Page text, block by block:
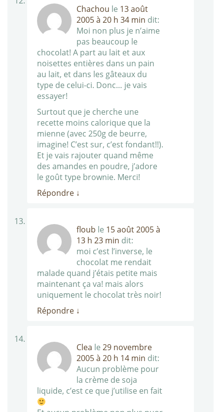
Chachou le 13 août
2005 à 20 h 34 min dit:
Moi non plus je n’aime
pas beaucoup le
chocolat! A part au lait et aux
noisettes entières dans un pain
au lait, et dans les gâteaux du
type de celui-ci. Donc… je vais
essayer!
Surtout que je cherche une
recette moins calorique que la
mienne (avec 250g de beurre,
imagine! C’est sur, c’est fondant!!).
Et je vais rajouter quand même
des amandes en poudre, j’adore
le goût type brownie. Merci!
Répondre ↓
floub le 15 août 2005 à
13 h 23 min dit:
moi c’est l’inverse, le
chocolat me rendait
malade quand j’étais petite mais
maintenant ça va! mais alors
uniquement le chocolat très noir!
Répondre ↓
Clea le 29 novembre
2005 à 20 h 14 min dit:
Aucun problème pour
la crème de soja
liquide, c’est ce que j’utilise en fait